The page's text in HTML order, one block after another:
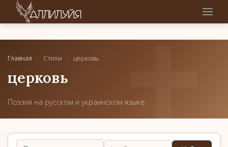
Главная › Стихи › церковь
церковь
Поэзия на русском и украинском языке